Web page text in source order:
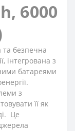
6000
та безпечна
інтегрована з
батареями
з
її як
Це